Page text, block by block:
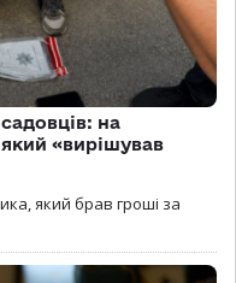
на
«вирішував
який брав гроші за